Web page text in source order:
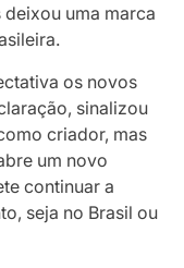
uma marca
os novos
sinalizou
criador, mas
um novo
continuar a
seja no Brasil ou